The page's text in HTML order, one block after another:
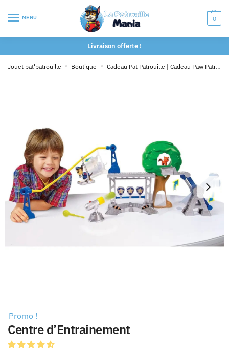
MENU 0
Livraison offerte !
Jouet pat'patrouille » Boutique » Cadeau Pat Patrouille | Cadeau Paw Patrol
Promo !
Centre d’Entrainement